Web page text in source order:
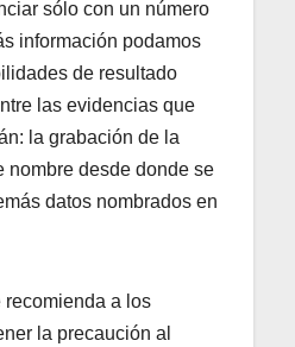
sólo con un número
información podamos
de resultado
las evidencias que
la grabación de la
nombre desde donde se
datos nombrados en
a los
la precaución al